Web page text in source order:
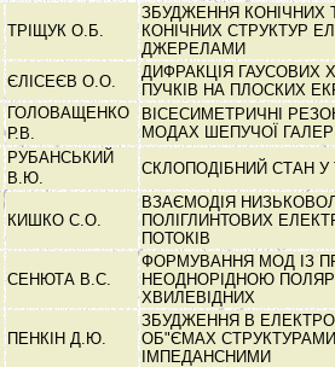
ТРІЩУК О.Б.
ЗБУДЖЕННЯ КОНІЧНИХ
КОНІЧНИХ СТРУКТУР
ДЖЕРЕЛАМИ
ЄЛІСЕЄВ О.О.
ДИФРАКЦІЯ ГАУСОВИХ
ПУЧКІВ НА ПЛОСКИХ
ГОЛОВАЩЕНКО
Р.В.
ВІСЕСИМЕТРИЧНІ
МОДАХ ШЕПУЧОЇ
РУБАНСЬКИЙ
В.Ю.
СКЛОПОДІБНИЙ СТАН У
КИШКО С.О.
ВЗАЄМОДІЯ
ПОЛІГЛИНТОВИХ
ПОТОКІВ
СЕНЮТА В.С.
ФОРМУВАННЯ МОД ІЗ
НЕОДНОРІДНОЮ
ХВИЛЕВІДНИХ
ПЕНКІН Д.Ю.
ЗБУДЖЕННЯ В
ОБ"ЄМАХ
ІМПЕДАНСНИМИ